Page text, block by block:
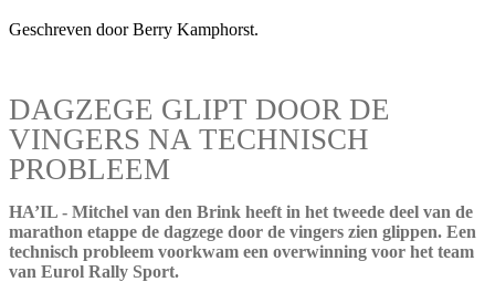
Geschreven door Berry Kamphorst.
DAGZEGE GLIPT DOOR DE
VINGERS NA TECHNISCH
PROBLEEM
HA’IL - Mitchel van den Brink heeft in het tweede deel van de
marathon etappe de dagzege door de vingers zien glippen. Een
technisch probleem voorkwam een overwinning voor het team
van Eurol Rally Sport.